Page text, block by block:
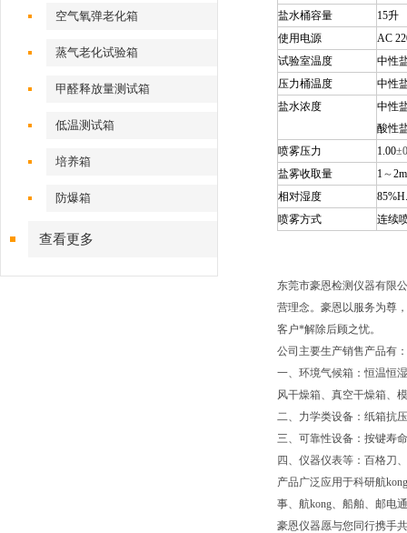
空气氧弹老化箱
蒸气老化试验箱
甲醛释放量测试箱
低温测试箱
培养箱
防爆箱
查看更多
盐水桶容量
15升
使用电源
AC
试验室温度
中性
压力桶温度
中性
盐水浓度
中性
酸性
喷雾压力
1.00±
盐雾收取量
1～
相对湿度
喷雾方式
连续
东莞市豪恩检测仪器有限
营理念。 豪恩以服务为尊
客户*解除后顾之忧。
公司主要生产销售产品有：
一、环境气候箱：恒温恒
风干燥箱、真空干燥箱、
二、力学类设备：纸箱抗
三、可靠性设备：按键寿
四、仪器仪表等：百格刀
产品广泛应用于科研航
事、航kong、船舶、邮电
豪恩仪器愿与您同行携手